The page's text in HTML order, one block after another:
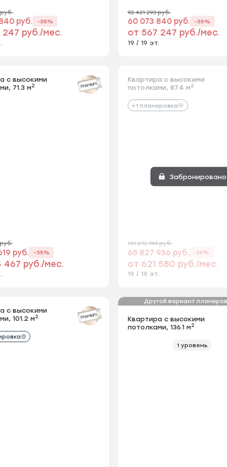
руб.
руб. -35%
247 руб./мес.
92 421 293 руб.
60 073 840 руб. -35%
от 567 247 руб./мес.
19 / 19 эт.
высокими
Premium
Посмотрите панорамный вид
из окна квартиры
с высокими
71.3 м2 Premium
Квартира с высокими
потолками, 71.3 м2
руб.
руб. -35%
467 руб./мес.
Квартира с высокими
потолками, 87.4 м2
+1 планировка
101 273 749 руб.
65 827 936 руб. -35%
от 621 580 руб./мес.
19 / 19 эт.
Забронировано
122.3 м
2 Premium
и отдыха на свежем воздухе
с высокими
101.2 м2 Premium
потолками, 101.2 м 2
Другой вариант
Квартира с высокими
потолками, 136.1 м2
1 уровень